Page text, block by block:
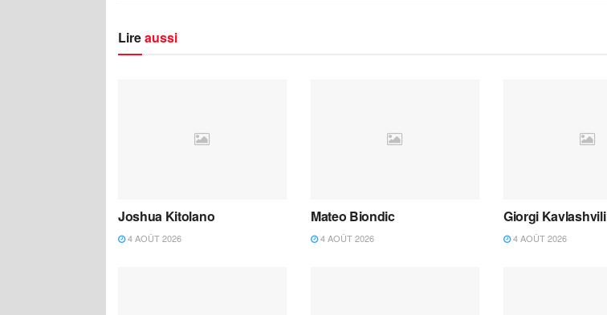
Lireaussi
Joshua Kitolano
4 AOÛT 2026
Mateo Biondic
4 AOÛT 2026
Giorgi Kavlashvili
4 AOÛT 2026